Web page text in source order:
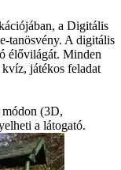
a Digitális
tanösvény. A digitális
élővilágát. Minden
játékos feladat
módon (3D,
a látogató.